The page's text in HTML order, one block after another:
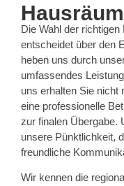
Die Wahl der
entscheidet über den
heben uns durch
umfassendes
uns erhalten Sie nicht
eine professionelle
zur finalen Übergabe.
unsere Pünktlichkeit,
freundliche
Wir kennen die